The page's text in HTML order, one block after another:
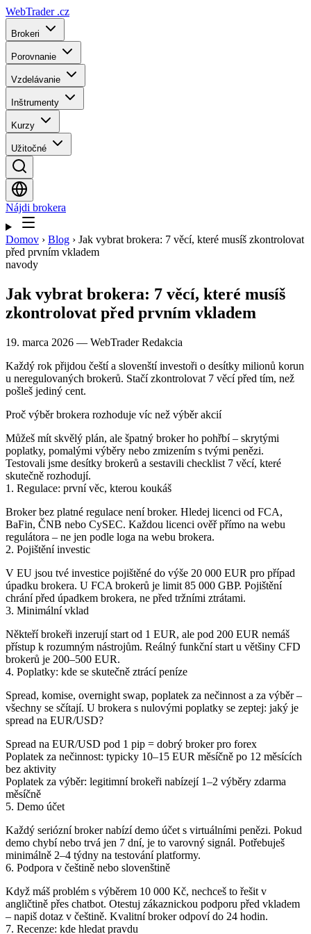
WebTrader .cz
Brokeri
Porovnanie
Vzdelávanie
Inštrumenty
Kurzy
Užitočné
Nájdi brokera
Domov › Blog › Jak vybrat brokera: 7 věcí, které musíš zkontrolovat
před prvním vkladem
navody
Jak vybrat brokera: 7 věcí, které musíš
zkontrolovat před prvním vkladem
19. marca 2026 — WebTrader Redakcia
Každý rok přijdou čeští a slovenští investoři o desítky milionů korun
u neregulovaných brokerů. Stačí zkontrolovat 7 věcí před tím, než
pošleš jediný cent.
Proč výběr brokera rozhoduje víc než výběr akcií
Můžeš mít skvělý plán, ale špatný broker ho pohřbí – skrytými
poplatky, pomalými výběry nebo zmizením s tvými penězi.
Testovali jsme desítky brokerů a sestavili checklist 7 věcí, které
skutečně rozhodují.
1. Regulace: první věc, kterou koukáš
Broker bez platné regulace není broker. Hledej licenci od FCA,
BaFin, ČNB nebo CySEC. Každou licenci ověř přímo na webu
regulátora – ne jen podle loga na webu brokera.
2. Pojištění investic
V EU jsou tvé investice pojištěné do výše 20 000 EUR pro případ
úpadku brokera. U FCA brokerů je limit 85 000 GBP. Pojištění
chrání před úpadkem brokera, ne před tržními ztrátami.
3. Minimální vklad
Někteří brokeři inzerují start od 1 EUR, ale pod 200 EUR nemáš
přístup k rozumným nástrojům. Reálný funkční start u většiny CFD
brokerů je 200–500 EUR.
4. Poplatky: kde se skutečně ztrácí peníze
Spread, komise, overnight swap, poplatek za nečinnost a za výběr –
všechny se sčítají. U brokera s nulovými poplatky se zeptej: jaký je
spread na EUR/USD?
Spread na EUR/USD pod 1 pip = dobrý broker pro forex
Poplatek za nečinnost: typicky 10–15 EUR měsíčně po 12 měsících
bez aktivity
Poplatek za výběr: legitimní brokeři nabízejí 1–2 výběry zdarma
měsíčně
5. Demo účet
Každý seriózní broker nabízí demo účet s virtuálními penězi. Pokud
demo chybí nebo trvá jen 7 dní, je to varovný signál. Potřebuješ
minimálně 2–4 týdny na testování platformy.
6. Podpora v češtině nebo slovenštině
Když máš problém s výběrem 10 000 Kč, nechceš to řešit v
angličtině přes chatbot. Otestuj zákaznickou podporu před vkladem
– napiš dotaz v češtině. Kvalitní broker odpoví do 24 hodin.
7. Recenze: kde hledat pravdu